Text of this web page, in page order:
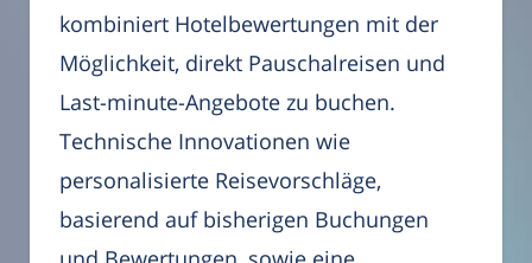
kombiniert Hotelbewertungen mit der
Möglichkeit, direkt Pauschalreisen und
Last-minute-Angebote zu buchen.
Technische Innovationen wie
personalisierte Reisevorschläge,
basierend auf bisherigen Buchungen